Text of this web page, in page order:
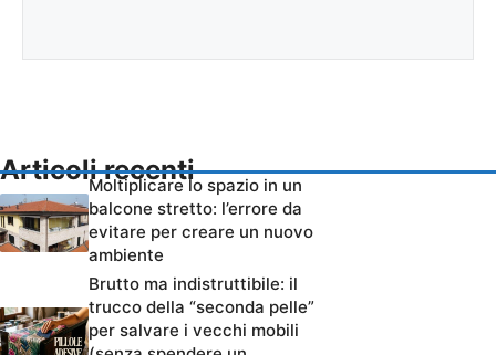
Articoli recenti
Moltiplicare lo spazio in un
balcone stretto: l’errore da
evitare per creare un nuovo
ambiente
Brutto ma indistruttibile: il
trucco della “seconda pelle”
per salvare i vecchi mobili